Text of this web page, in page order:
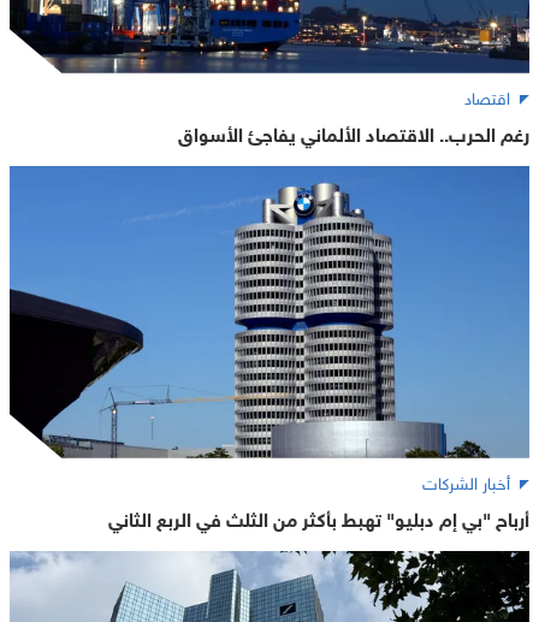
اقتصاد
رغم الحرب.. الاقتصاد الألماني يفاجئ الأسواق
أخبار الشركات
أرباح "بي إم دبليو" تهبط بأكثر من الثلث في الربع الثاني